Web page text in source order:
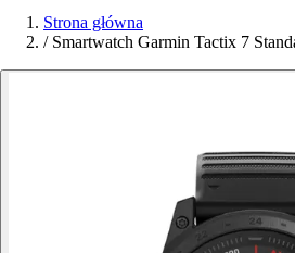
Strona główna
/ Smartwatch Garmin Tactix 7